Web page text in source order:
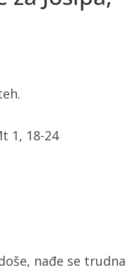
1, 18-24
nađe se trudna